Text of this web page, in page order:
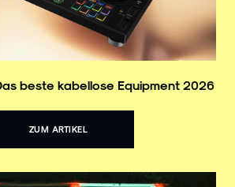
beste kabellose Equipment 2026
ZUM ARTIKEL